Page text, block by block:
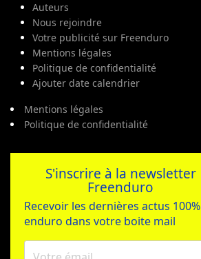
Auteurs
Nous rejoindre
Votre publicité sur Freenduro
Mentions légales
Politique de confidentialité
Ajouter date calendrier
Mentions légales
Politique de confidentialité
S'inscrire à la newsletter
Freenduro
Recevoir les dernières actus 100%
enduro dans votre boite mail